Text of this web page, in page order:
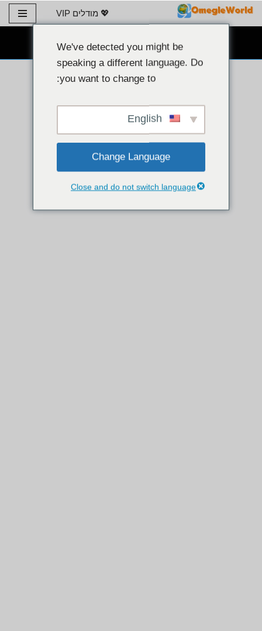
💖 מודלים VIP
צ'אט מצלמת אינטרנט בחינם 👉
We've detected you might be
speaking a different language. Do
you want to change to:
Change Language
Close and do not switch language